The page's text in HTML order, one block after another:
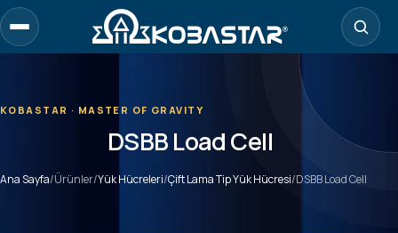
Ana
içeriğe
geç
KOBASTAR · MASTER OF GRAVITY
DSBB Load Cell
Ana Sayfa/Ürünler/Yük Hücreleri/Çift Lama Tip Yük Hücresi/DSBB Load Cell